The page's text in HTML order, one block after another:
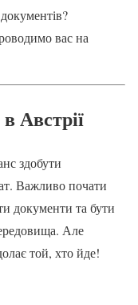
вас на
Австрії
здобути
Важливо почати
документи та бути
Але
той, хто йде!